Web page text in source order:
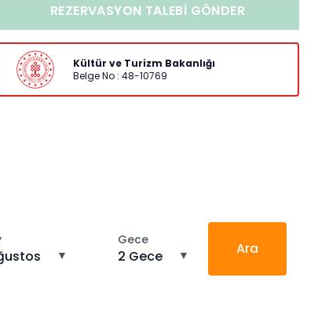
REZERVASYON TALEBI GÖNDER
Kültür ve Turizm Bakanlığı
Belge No : 48-10769
▼
Gece
2 Gece ▼ Ara